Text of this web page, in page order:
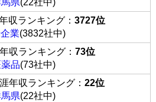
県(22社中)
収ランキング： 3727位
企業(3832社中)
収ランキング： 73位
薬品(73社中)
年収ランキング： 22位
県(22社中)